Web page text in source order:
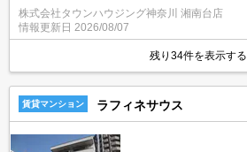
株式会社タウンハウジング神奈川 湘南台店
情報更新日 2026/08/07
残り34件を表示する
賃貸マンション ラフィネサウス